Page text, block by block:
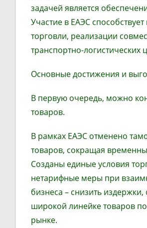
задачей является
Участие в ЕАЭС
торговли, реализации
транспортно-
Основные достижения и
В первую очередь, можно
товаров.
В рамках ЕАЭС отменено
товаров, сокращая
Созданы единые условия
нетарифные меры при
бизнеса – снизить
широкой линейке товаров
рынке.